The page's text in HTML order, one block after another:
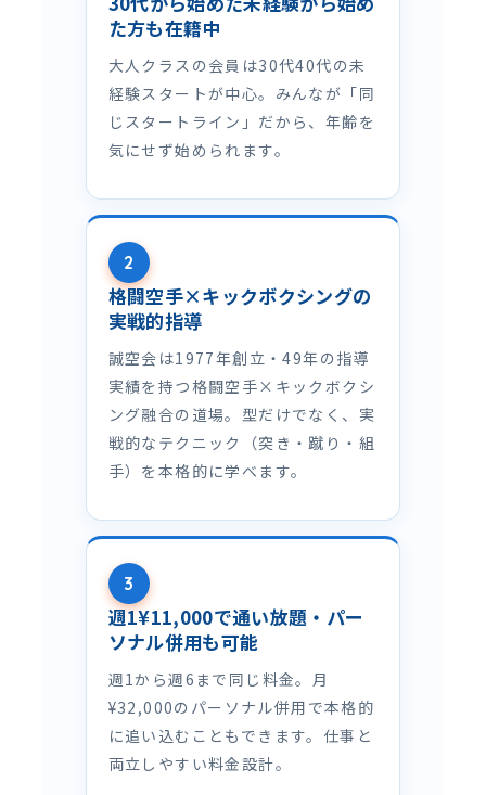
た方も在籍中
大人クラスの会員は30代40代の未
経験スタートが中心。みんなが「同
じスタートライン」だから、年齢を
気にせず始められます。
2
格闘空手×キックボクシングの
実戦的指導
誠空会は1977年創立・49年の指導
実績を持つ格闘空手×キックボクシ
ング融合の道場。型だけでなく、実
戦的なテクニック（突き・蹴り・組
手）を本格的に学べます。
3
週1¥11,000で通い放題・パー
ソナル併用も可能
週1から週6まで同じ料金。月
¥32,000のパーソナル併用で本格的
に追い込むこともできます。仕事と
両立しやすい料金設計。